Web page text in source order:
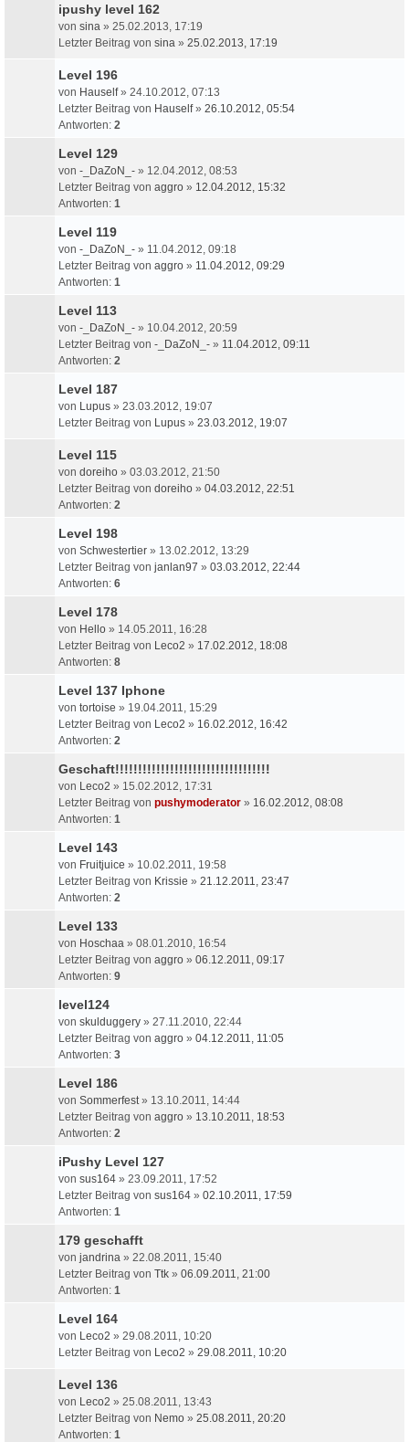
ipushy level 162
von sina » 25.02.2013, 17:19
Letzter Beitrag von sina » 25.02.2013, 17:19
Level 196
von Hauself» 24.10.2012, 07:13
Letzter Beitrag von Hauself» 26.10.2012, 05:54
Antworten: 2
Level 129
von -_DaZoN_- » 12.04.2012, 08:53
Letzter Beitrag von aggro » 12.04.2012, 15:32
Antworten: 1
Level 119
von -_DaZoN_- » 11.04.2012, 09:18
Letzter Beitrag von aggro » 11.04.2012, 09:29
Antworten: 1
Level 113
von -_DaZoN_- » 10.04.2012, 20:59
Letzter Beitrag von -_DaZoN_- » 11.04.2012, 09:11
Antworten: 2
Level 187
von Lupus » 23.03.2012, 19:07
Letzter Beitrag von Lupus » 23.03.2012, 19:07
Level 115
von doreiho » 03.03.2012, 21:50
Letzter Beitrag von doreiho » 04.03.2012, 22:51
Antworten: 2
Level 198
von Schwestertier » 13.02.2012, 13:29
Letzter Beitrag von janlan97 » 03.03.2012, 22:44
Antworten: 6
Level 178
von Hello » 14.05.2011, 16:28
Letzter Beitrag von Leco2 » 17.02.2012, 18:08
Antworten: 8
Level 137 Iphone
von tortoise » 19.04.2011, 15:29
Letzter Beitrag von Leco2 » 16.02.2012, 16:42
Antworten: 2
Geschaft!!!!!!!!!!!!!!!!!!!!!!!!!!!!!!!!!!
von Leco2 » 15.02.2012, 17:31
Letzter Beitrag von pushymoderator » 16.02.2012, 08:08
Antworten: 1
Level 143
von Fruitjuice » 10.02.2011, 19:58
Letzter Beitrag von Krissie » 21.12.2011, 23:47
Antworten: 2
Level 133
von Hoschaa » 08.01.2010, 16:54
Letzter Beitrag von aggro » 06.12.2011, 09:17
Antworten: 9
level124
von skulduggery » 27.11.2010, 22:44
Letzter Beitrag von aggro » 04.12.2011, 11:05
Antworten: 3
Level 186
von Sommerfest» 13.10.2011, 14:44
Letzter Beitrag von aggro » 13.10.2011, 18:53
Antworten: 2
iPushy Level 127
von sus164 » 23.09.2011, 17:52
Letzter Beitrag von sus164 » 02.10.2011, 17:59
Antworten: 1
179 geschafft
von jandrina » 22.08.2011, 15:40
Letzter Beitrag von Ttk » 06.09.2011, 21:00
Antworten: 1
Level 164
von Leco2 » 29.08.2011, 10:20
Letzter Beitrag von Leco2 » 29.08.2011, 10:20
Level 136
von Leco2 » 25.08.2011, 13:43
Letzter Beitrag von Nemo » 25.08.2011, 20:20
Antworten: 1